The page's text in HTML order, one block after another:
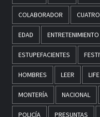
COLABORADOR CUATRO
EDAD ENTRETENIMIENTO
ESTUPEFACIENTES
HOMBRES LEER
MONTERÍA NACIONAL
POLICÍA PRESUNTAS